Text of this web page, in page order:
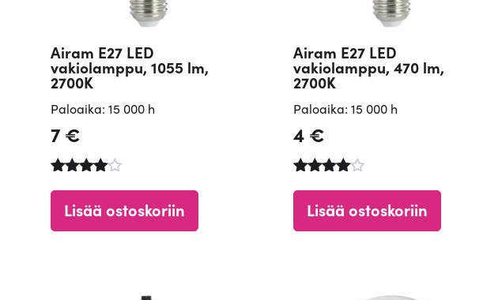
Airam E27 LED
vakiolamppu, 1055 lm,
2700K
Paloaika: 15 000 h
7€
tuotteesta
Lisää ostoskoriin
Airam E27 LED
vakiolamppu, 470 lm,
2700K
Paloaika: 15 000 h
4 €
tuotteesta
Lisää ostoskoriin